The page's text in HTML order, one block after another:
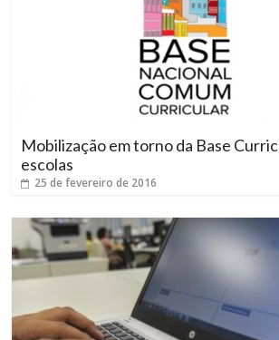
Mobilização em torno da Base
escolas
25 de fevereiro de 2016